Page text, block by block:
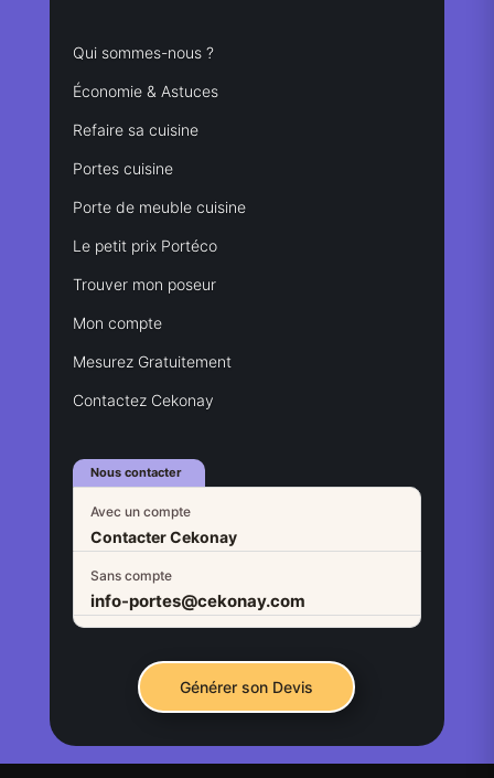
Qui sommes-nous ?
Économie & Astuces
Refaire sa cuisine
Portes cuisine
Porte de meuble cuisine
Le petit prix Portéco
Trouver mon poseur
Mon compte
Mesurez Gratuitement
Contactez Cekonay
Nous contacter
Avec un compte
Contacter Cekonay
Sans compte
info-portes@cekonay.com
Générer son Devis